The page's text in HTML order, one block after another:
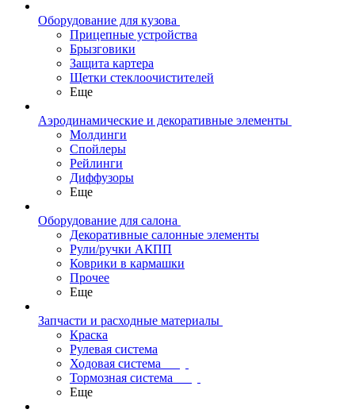
Оборудование для кузова
Прицепные устройства
Брызговики
Защита картера
Щетки стеклоочистителей
Еще
Аэродинамические и декоративные элементы
Молдинги
Спойлеры
Рейлинги
Диффузоры
Еще
Оборудование для салона
Декоративные салонные элементы
Рули/ручки АКПП
Коврики в кармашки
Прочее
Еще
Запчасти и расходные материалы
Краска
Рулевая система
Ходовая система
Тормозная система
Еще